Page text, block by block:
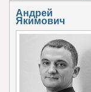
Андрей
Якимович